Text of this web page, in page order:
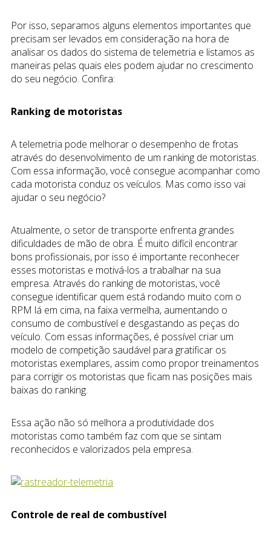
Por isso, separamos alguns elementos importantes que
precisam ser levados em consideração na hora de
analisar os dados do sistema de telemetria e listamos as
maneiras pelas quais eles podem ajudar no crescimento
do seu negócio. Confira:
Ranking de motoristas
A telemetria pode melhorar o desempenho de frotas
através do desenvolvimento de um ranking de motoristas.
Com essa informação, você consegue acompanhar como
cada motorista conduz os veículos. Mas como isso vai
ajudar o seu negócio?
Atualmente, o setor de transporte enfrenta grandes
dificuldades de mão de obra. É muito difícil encontrar
bons profissionais, por isso é importante reconhecer
esses motoristas e motivá-los a trabalhar na sua
empresa. Através do ranking de motoristas, você
consegue identificar quem está rodando muito com o
RPM lá em cima, na faixa vermelha, aumentando o
consumo de combustível e desgastando as peças do
veículo. Com essas informações, é possível criar um
modelo de competição saudável para gratificar os
motoristas exemplares, assim como propor treinamentos
para corrigir os motoristas que ficam nas posições mais
baixas do ranking.
Essa ação não só melhora a produtividade dos
motoristas como também faz com que se sintam
reconhecidos e valorizados pela empresa.
Controle de real de combustível